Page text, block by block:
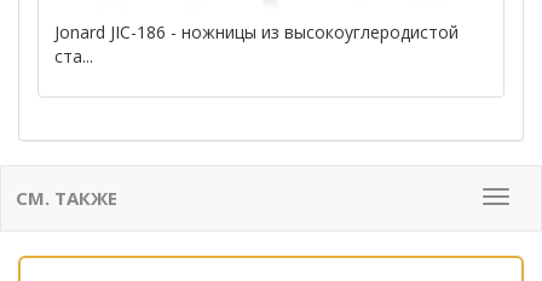
Jonard JIC-186 - ножницы из высокоуглеродистой
ста...
Меню
СМ. ТАКЖЕ